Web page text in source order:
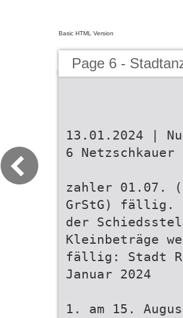
Basic HTML Version
Page 6 -
13.01.2024 |
6 Netzschkauer
zahler 01.07.
GrStG) fällig.
der
Kleinbeträge
fällig: Stadt
Januar 2024
1. am 15.